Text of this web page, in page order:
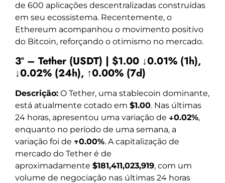
de 600 aplicações descentralizadas construídas
em seu ecossistema. Recentemente, o
Ethereum acompanhou o movimento positivo
do Bitcoin, reforçando o otimismo no mercado.
3º – Tether (USDT) | $1.00 ↓0.01% (1h),
↓0.02% (24h), ↑0.00% (7d)
Descrição: O Tether, uma stablecoin dominante,
está atualmente cotado em $1.00. Nas últimas
24 horas, apresentou uma variação de ↓0.02%,
enquanto no período de uma semana, a
variação foi de ↑0.00%. A capitalização de
mercado do Tether é de
aproximadamente $181,411,023,919, com um
volume de negociação nas últimas 24 horas